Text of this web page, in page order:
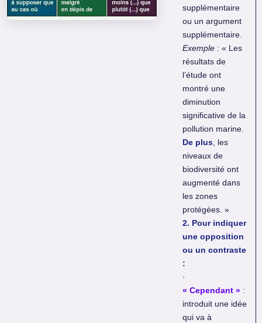
supplémentaire
ou un argument
supplémentaire.
Exemple : « Les
résultats de
l’étude ont
montré une
diminution
significative de la
pollution marine.
De plus , les
niveaux de
biodiversité ont
augmenté dans
les zones
protégées. »
2. Pour indiquer
une opposition
ou un contraste
:
·
« Cependant » :
introduit une idée
qui va à